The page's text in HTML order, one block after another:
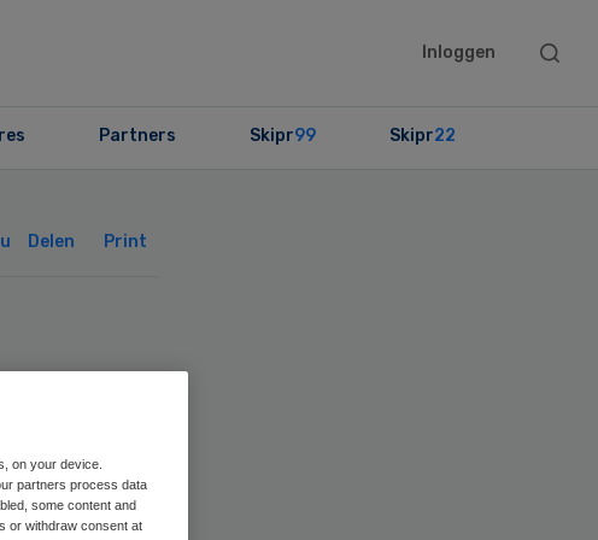
Inloggen
Search
Partners Skipr99 Skipr22
Delen Print
on your device.
partners process data
some content and
or withdraw consent at